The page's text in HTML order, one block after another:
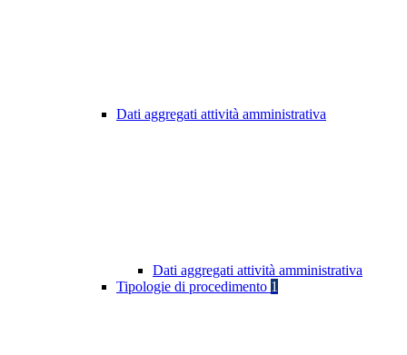
Dati aggregati attività amministrativa
Dati aggregati attività amministrativa
Tipologie di procedimento 1